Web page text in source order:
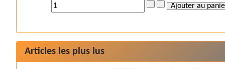
Articles les plus lus